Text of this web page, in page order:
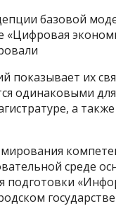
базовой
«Цифровая
показывает их
одинаковыми
а
среде
подготовки